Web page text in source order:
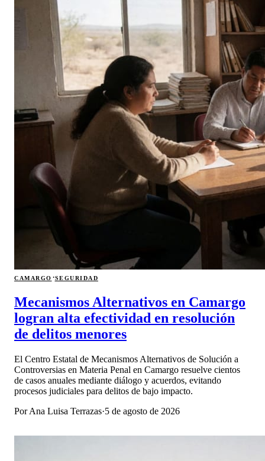
CAMARGO ·SEGURIDAD
Mecanismos Alternativos en Camargo
logran alta efectividad en resolución
de delitos menores
El Centro Estatal de Mecanismos Alternativos de Solución a
Controversias en Materia Penal en Camargo resuelve cientos
de casos anuales mediante diálogo y acuerdos, evitando
procesos judiciales para delitos de bajo impacto.
PorAna Luisa Terrazas·5 de agosto de 2026